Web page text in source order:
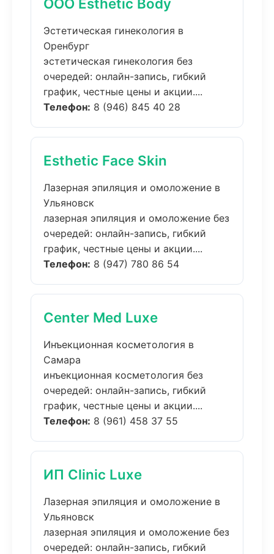
ООО Esthetic Body
Эстетическая гинекология в
Оренбург
эстетическая гинекология без
очередей: онлайн-запись, гибкий
график, честные цены и акции....
Телефон: 8 (946) 845 40 28
Esthetic Face Skin
Лазерная эпиляция и омоложение в
Ульяновск
лазерная эпиляция и омоложение без
очередей: онлайн-запись, гибкий
график, честные цены и акции....
Телефон: 8 (947) 780 86 54
Center Med Luxe
Инъекционная косметология в
Самара
инъекционная косметология без
очередей: онлайн-запись, гибкий
график, честные цены и акции....
Телефон: 8 (961) 458 37 55
ИП Clinic Luxe
Лазерная эпиляция и омоложение в
Ульяновск
лазерная эпиляция и омоложение без
очередей: онлайн-запись, гибкий